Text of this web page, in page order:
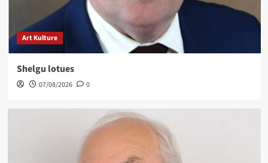
Art Kulture
Shelgu lotues
07/08/2026 0